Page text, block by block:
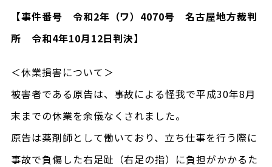
【事件番号 令和2年（ワ）4070号 名古屋地方裁判
所 令和4年10月12日判決】
＜休業損害について＞
被害者である原告は、事故による怪我で平成30年8月
末までの休業を余儀なくされました。
原告は薬剤師として働いており、立ち仕事を行う際に
事故で負傷した右足趾（右足の指）に負担がかかるた